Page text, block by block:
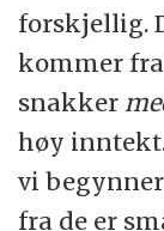
forskjellig.
kommer
snakker
høy
vi
fra de er